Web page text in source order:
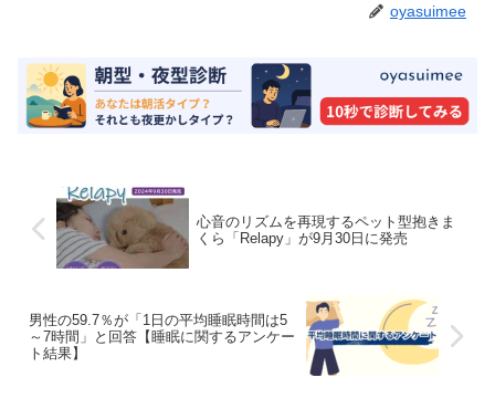
oyasuimee
心音のリズムを再現するペット型抱きま
くら「Relapy」が9月30日に発売
男性の59.7％が「1日の平均睡眠時間は5
～7時間」と回答【睡眠に関するアンケー
ト結果】